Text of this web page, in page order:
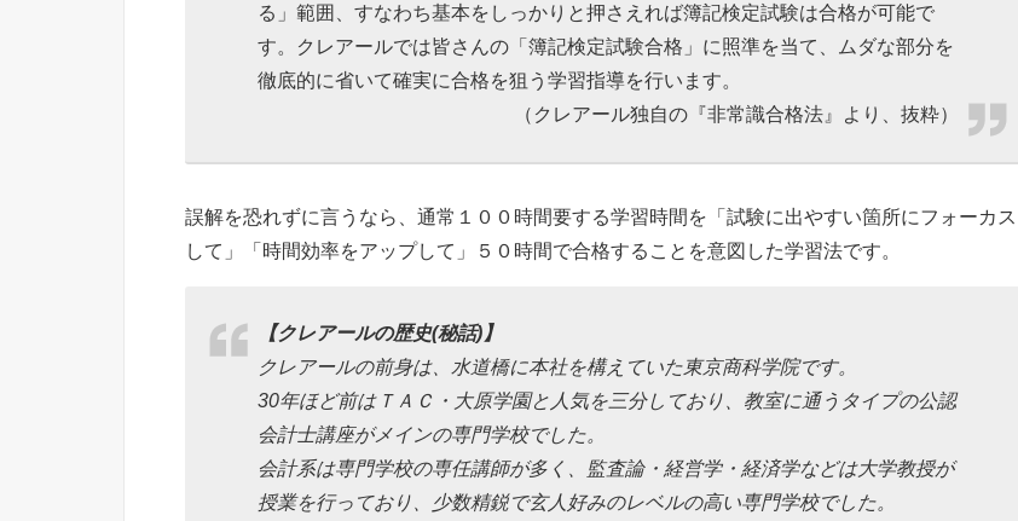
る」範囲、すなわち基本をしっかりと押さえれば簿記検定試験は合格が可能で
す。クレアールでは皆さんの「簿記検定試験合格」に照準を当て、ムダな部分を
徹底的に省いて確実に合格を狙う学習指導を行います。
（クレアール独自の『非常識合格法』より、抜粋）
誤解を恐れずに言うなら、通常１００時間要する学習時間を「試験に出やすい箇所にフォーカス
して」「時間効率をアップして」５０時間で合格することを意図した学習法です。
【クレアールの歴史(秘話)】
クレアールの前身は、水道橋に本社を構えていた東京商科学院です。
30年ほど前はＴＡＣ・大原学園と人気を三分しており、教室に通うタイプの公認
会計士講座がメインの専門学校でした。
会計系は専門学校の専任講師が多く、監査論・経営学・経済学などは大学教授が
授業を行っており、少数精鋭で玄人好みのレベルの高い専門学校でした。